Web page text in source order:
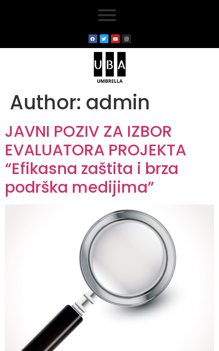
Author: admin
JAVNI POZIV ZA IZBOR
EVALUATORA PROJEKTA
“Efikasna zaštita i brza
podrška medijima”